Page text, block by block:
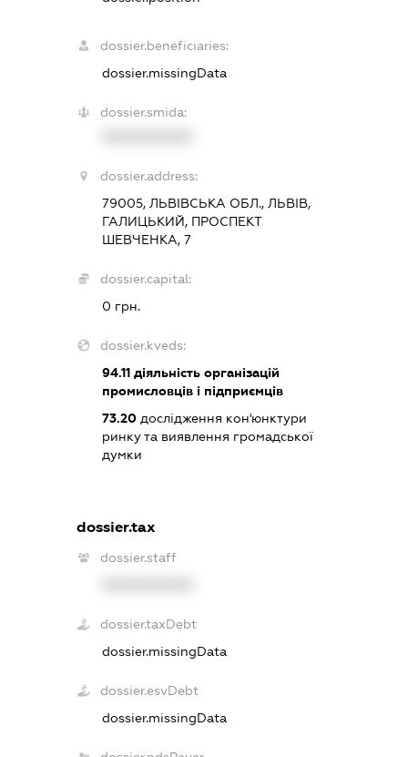
dossier.beneficiaries:
dossier.missingData
dossier.smida:
dossier.address:
79005, ЛЬВІВСЬКА ОБЛ., ЛЬВІВ,
ГАЛИЦЬКИЙ, ПРОСПЕКТ
ШЕВЧЕНКА, 7
dossier.capital:
0 грн.
dossier.kveds:
94.11діяльність організацій
промисловців і підприємців
73.20дослідження кон'юнктури
ринку та виявлення громадської
думки
dossier.tax
dossier.staff
dossier.taxDebt
dossier.missingData
dossier.esvDebt
dossier.missingData